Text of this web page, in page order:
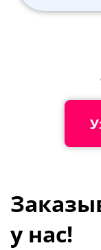
у нас!